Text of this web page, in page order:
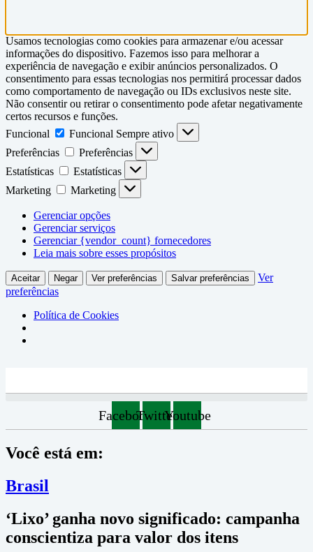
Usamos tecnologias como cookies para armazenar e/ou acessar
informações do dispositivo. Fazemos isso para melhorar a
experiência de navegação e exibir anúncios personalizados. O
consentimento para essas tecnologias nos permitirá processar dados
como comportamento de navegação ou IDs exclusivos neste site.
Não consentir ou retirar o consentimento pode afetar negativamente
certos recursos e funções.
Funcional
Funcional Sempre ativo
Preferências
Preferências
Estatísticas
Estatísticas
Marketing
Marketing
Gerenciar opções
Gerenciar serviços
Gerenciar {vendor_count} fornecedores
Leia mais sobre esses propósitos
Aceitar Negar Ver preferências Salvar preferências
Ver
preferências
Política de Cookies
FacebookTwitterYoutube
Você está em:
Brasil
‘Lixo’ ganha novo significado: campanha
conscientiza para valor dos itens